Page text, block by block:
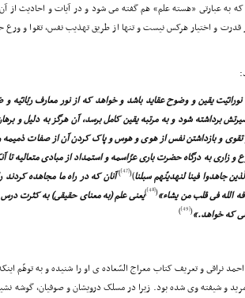
به عبارتى «هسته علم» هم گفته مى شود و در آیات و احادیث از
و اختیار هرکس نیست و تنها از طریق تهذیب نفس، تقوا و
یقین و وضوح عقاید باشد و خواهد که از نور معارف ربّانیّه و
برداشته شود و به مرتبه یقین کامل برسد، آن هرگز به دلیل و
و بازداشتن نفس از هوى و هوس و پاک کردن آن از صفات ذمیمه و
زارى به درگاه حضرت بارى عزّاسمه و استمداد از مبادى متعالیه تا
جاهدوا فینا لنهدینّهم سبلنا)
(
[47]
)آنان که در راه ما مجاهده کردند
الله فى قلب من یشاء»(
[48]
)یعنى علم (به معناى حقیقى) به کثرت
که خواهد.»(
[49]
)
نراقى و تعریف کتاب معراج السّعاده ى او را شنیده و به توهّم
و شیفته وى شده بود. زیرا در مسلک درویشان و صوفیان، گوشه